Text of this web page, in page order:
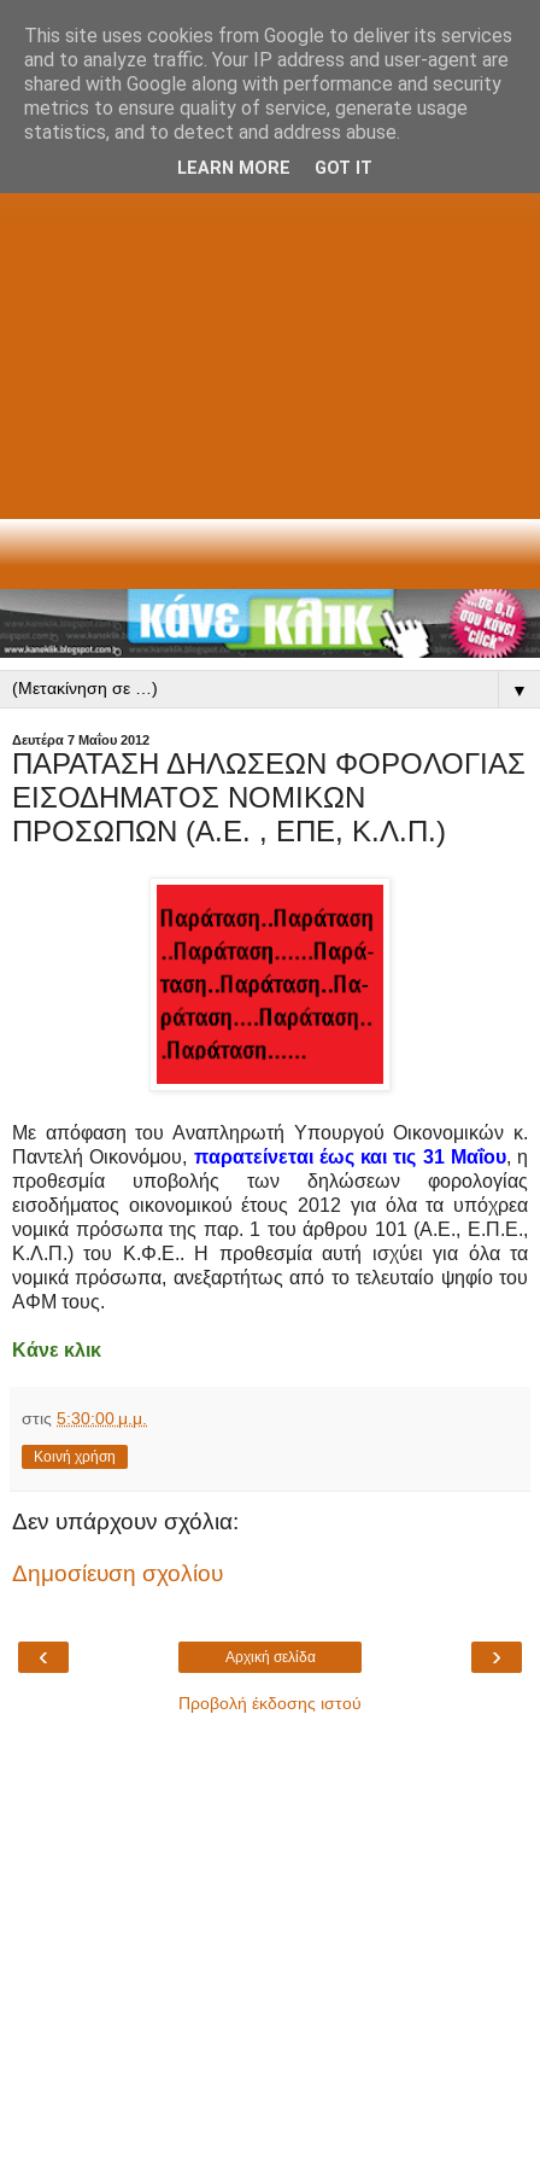
▼
Δευτέρα 7 Μαΐου 2012
ΠΑΡΑΤΑΣΗ ΔΗΛΩΣΕΩΝ ΦΟΡΟΛΟΓΙΑΣ
ΕΙΣΟΔΗΜΑΤΟΣ ΝΟΜΙΚΩΝ
ΠΡΟΣΩΠΩΝ (Α.Ε. , ΕΠΕ, Κ.Λ.Π.)
Με απόφαση του Αναπληρωτή Υπουργού Οικονομικών κ.
Παντελή Οικονόμου, παρατείνεται έως και τις 31 Μαΐου, η
προθεσμία υποβολής των δηλώσεων φορολογίας
εισοδήματος οικονομικού έτους 2012 για όλα τα υπόχρεα
νομικά πρόσωπα της παρ. 1 του άρθρου 101 (Α.Ε., Ε.Π.Ε.,
Κ.Λ.Π.) του Κ.Φ.Ε.. Η προθεσμία αυτή ισχύει για όλα τα
νομικά πρόσωπα, ανεξαρτήτως από το τελευταίο ψηφίο του
ΑΦΜ τους.
Κάνε κλικ
στις 5:30:00 μ.μ.
Κοινή χρήση
Δεν υπάρχουν σχόλια:
Δημοσίευση σχολίου
‹ ›
Αρχική σελίδα
Προβολή έκδοσης ιστού
This site uses cookies from Google to deliver its services
and to analyze traffic. Your IP address and user-agent are
shared with Google along with performance and security
metrics to ensure quality of service, generate usage
statistics, and to detect and address abuse.
LEARN MORE GOT IT